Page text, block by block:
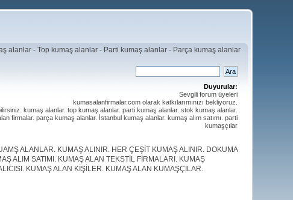
alanlar - Top kumaş alanlar - Parti kumaş alanlar - Parça kumaş alanlar
Duyurular:
Sevgili forum üyeleri
kumasalanfirmalar.com olarak katkılarımınızı bekliyoruz.
kumaş alanlar. top kumaş alanlar. parti kumaş alanlar. stok kumaş alanlar.
firmalar. parça kumaş alanlar. İstanbul kumaş alanlar. kumaş alım satımı. parti
kumaşçılar
ALANLAR. KUMAŞ ALINIR. HER ÇEŞİT KUMAŞ ALINIR. DOKUMA
ALIM SATIMI. KUMAŞ ALAN TEKSTİL FİRMALARI. KUMAŞ
KUMAŞ ALAN KİŞİLER. KUMAŞ ALAN KUMAŞÇILAR.